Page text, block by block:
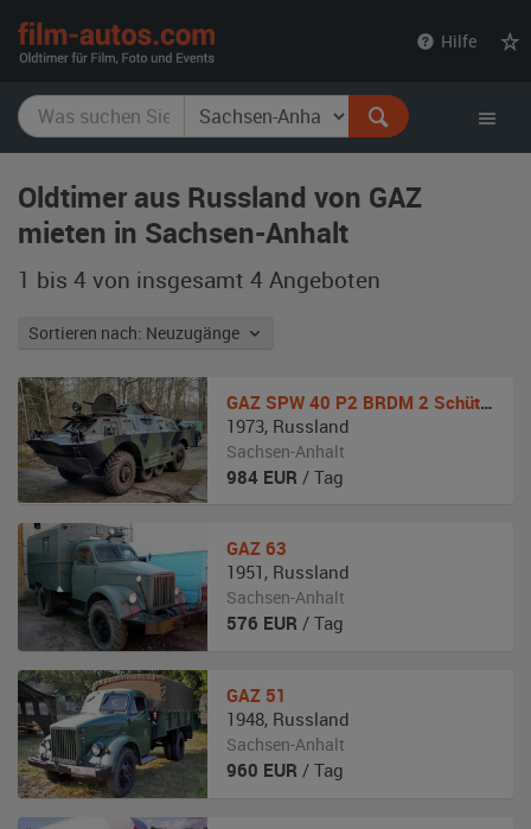
Hilfe
Oldtimer aus Russland von GAZ
mieten in Sachsen-Anhalt
1 bis 4 von insgesamt 4 Angeboten
Sortieren nach: Neuzugänge
GAZ SPW 40 P2 BRDM 2 Schützenpanzerwagen
1973, Russland
Sachsen-Anhalt
984 EUR / Tag
GAZ 63
1951 , Russland
Sachsen-Anhalt
576 EUR / Tag
GAZ 51
1948, Russland
Sachsen-Anhalt
960 EUR / Tag